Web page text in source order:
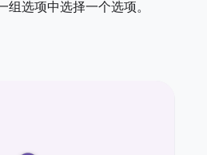
选项中选择一个选项。